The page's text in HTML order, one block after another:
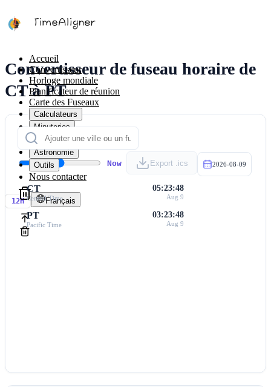
Accueil
Convertisseur
Horloge mondiale
Planificateur de réunion
Carte des Fuseaux
Calculateurs
Minuteries
Calendrier
Astronomie
Outils
Nous contacter
12H Français
Convertisseur de fuseau horaire de
CT à PT
Now Export .ics 2026-08-09
CT
Central Time
05:23:48
Aug 9
PT
Pacific Time
03:23:48
Aug 9